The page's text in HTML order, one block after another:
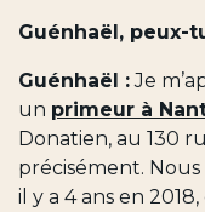
Guénhaël, peux-
Guénhaël :Je
un primeur à
Donatien, au 130
précisément.
il y a 4 ans en